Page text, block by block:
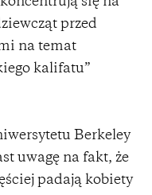
przed
na temat
kalifatu”
Berkeley
uwagę na fakt, że
padają kobiety